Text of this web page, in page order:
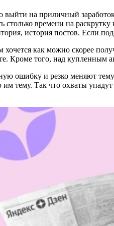
выйти на приличный
столько времени на
история постов. Если
как можно скорее
Кроме того, над купленным
ошибку и резко меняют
тему. Так что охваты